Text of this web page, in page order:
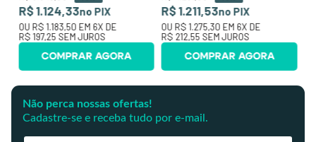
R$ 1.124,33no PIX
OU R$ 1.183,50 EM 6X DE
R$ 197,25 SEM JUROS
COMPRAR AGORA
R$ 1.211,53no PIX
OU R$ 1.275,30 EM 6X DE
R$ 212,55 SEM JUROS
COMPRAR AGORA
Não perca nossas ofertas!
Cadastre-se e receba tudo por e-mail.